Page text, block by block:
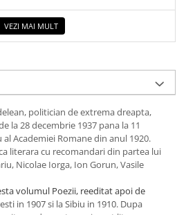
VEZI MAI MULT
politician de extrema dreapta,
la 28 decembrie 1937 pana la 11
Academiei Romane din anul 1920.
literara cu recomandari din partea lui
Nicolae Iorga, Ion Gorun, Vasile
volumul Poezii, reeditat apoi de
in 1907 si la Sibiu in 1910. Dupa